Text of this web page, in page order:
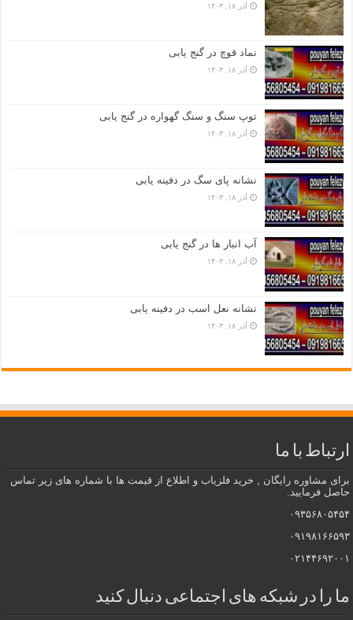
آذر ۱۸, ۱۴۰۳
نماد قوچ در گنج یابی
آذر ۱۸, ۱۴۰۳
توپ سنگ و سنگ گهواره در گنج یابی
آذر ۱۸, ۱۴۰۳
نشانه پای سگ در دفینه یابی
آذر ۱۸, ۱۴۰۳
آب انبار ها در گنج یابی
آذر ۱۸, ۱۴۰۳
نشانه نعل اسب در دفینه یابی
آذر ۱۸, ۱۴۰۳
ارتباط با ما
برای مشاوره رایگان , خرید فلزیاب و اطلاع از قیمت ها با شماره های زیر تماس
حاصل فرمایید.
۰۹۳۵۶۸۰۵۴۵۴
۰۹۱۹۸۱۶۶۵۹۳
۰۲۱۴۴۶۹۲۰۰۱
ما را در شبکه های اجتماعی دنبال کنید